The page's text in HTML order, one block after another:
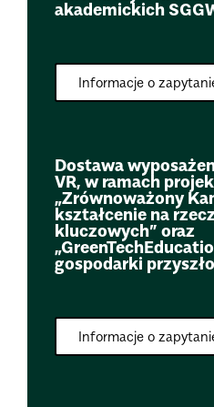
akademickich
Informacje o
Dostawa
VR, w ramach
„Zrównoważony
kształcenie na
kluczowych” oraz
gospodarki
Informacje o